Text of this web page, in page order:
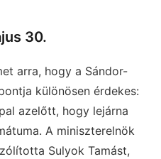
30.
arra, hogy a Sándor-
különösen érdekes:
azelőtt, hogy lejárna
A miniszterelnök
Sulyok Tamást,